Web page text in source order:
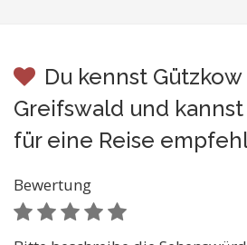
Du kennst
Greifswald und
für eine Reise
Bewertung